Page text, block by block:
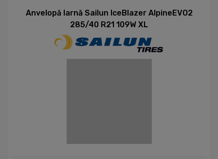
Anvelopă Iarnă Sailun IceBlazer AlpineEVO2
285/40 R21 109W XL